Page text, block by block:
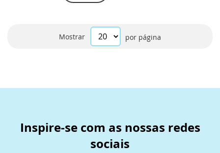
Mostrar por página
Inspire-se com as nossas redes
sociais